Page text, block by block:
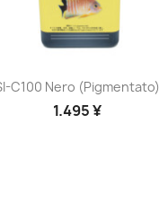
Anteprima
C100 Nero (pigmentato)
1.495 ¥